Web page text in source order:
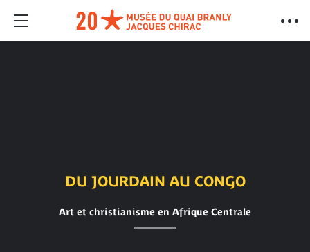
DU JOURDAIN AU CONGO
Art et christianisme en Afrique Centrale